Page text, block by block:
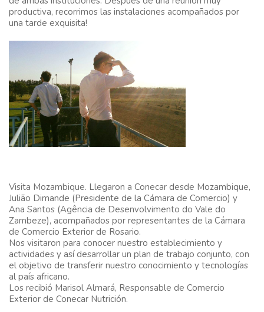
productiva, recorrimos las instalaciones acompañados por
una tarde exquisita!
Visita Mozambique. Llegaron a Conecar desde Mozambique,
Julião Dimande (Presidente de la Cámara de Comercio) y
Ana Santos (Agência de Desenvolvimento do Vale do
Zambeze), acompañados por representantes de la Cámara
de Comercio Exterior de Rosario.
Nos visitaron para conocer nuestro establecimiento y
actividades y así desarrollar un plan de trabajo conjunto, con
el objetivo de transferir nuestro conocimiento y tecnologías
al país africano.
Los recibió Marisol Almará, Responsable de Comercio
Exterior de Conecar Nutrición.